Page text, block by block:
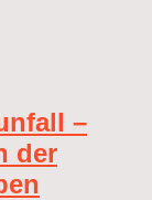
–
der